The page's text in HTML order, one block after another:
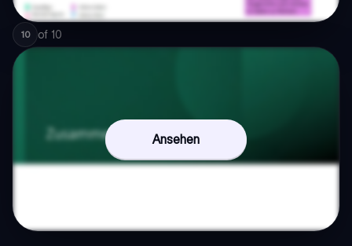
10 of 10
Ansehen